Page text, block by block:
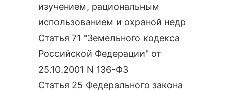
изучением, рациональным
использованием и охраной недр
Статья 71 "Земельного кодекса
Российской Федерации" от
25.10.2001 N 136-ФЗ
Статья 25 Федерального закона